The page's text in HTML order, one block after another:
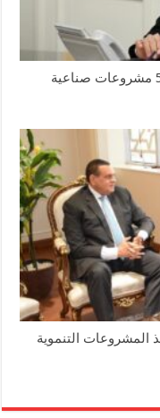
وزير الإسكان: تخصيص ٢١٠٤٥م٢ لإقامة 5 مشروعات صناعية
المشروعات التنموية